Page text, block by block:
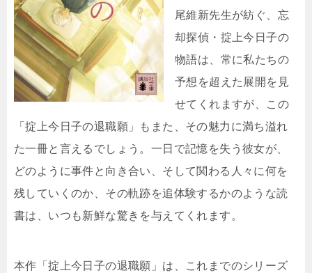
尾維新先生が紡ぐ、忘
却探偵・掟上今日子の
物語は、常に私たちの
予想を超えた展開を見
せてくれますが、この
「掟上今日子の退職願」もまた、その魅力に満ち溢れ
た一冊と言えるでしょう。一日で記憶を失う彼女が、
どのように事件と向き合い、そして関わる人々に何を
残していくのか、その軌跡を追体験するかのような読
書は、いつも新鮮な驚きを与えてくれます。
本作「掟上今日子の退職願」は、これまでのシリーズ